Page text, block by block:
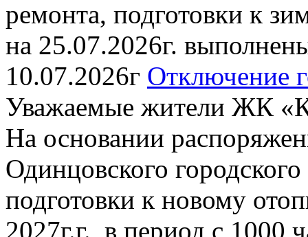
ремонта, подготовки к
на 25.07.2026г.
10.07.2026г Отключение
Уважаемые жители ЖК
На основании
Одинцовского
подготовки к новому
2027г.г., в период с 1000